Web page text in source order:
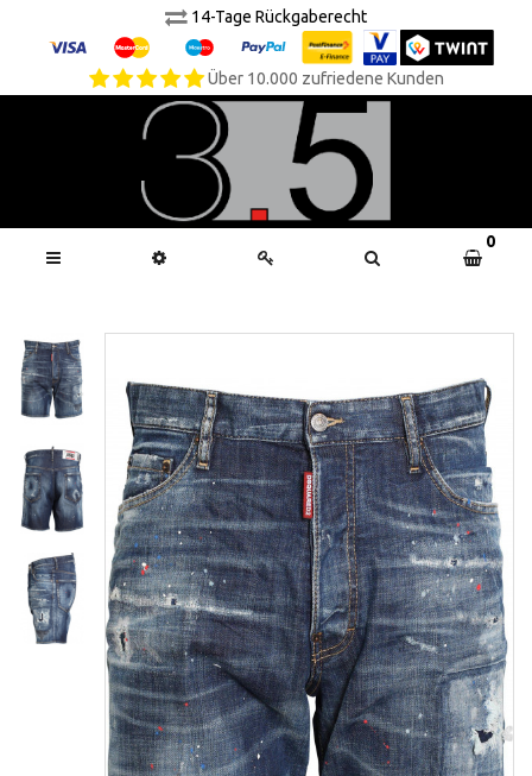
14-Tage Rückgaberecht
Über 10.000 zufriedene Kunden
0